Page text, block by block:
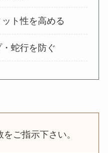
ト性を高める
蛇行を防ぐ
ご指示下さい。